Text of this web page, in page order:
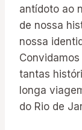
antídoto ao
de nossa
nossa
tantas
longa
do Rio de